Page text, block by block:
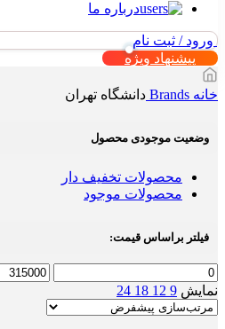
درباره ما
ورود / ثبت نام
پیشنهاد ویژه
خانه Brands دانشگاه تهران
وضعیت موجودی محصول
محصولات تخفیف دار
محصولات موجود
فیلتر براساس قیمت:
حداقل
قیمت
حداکثر
نمایش 9
12
18
24